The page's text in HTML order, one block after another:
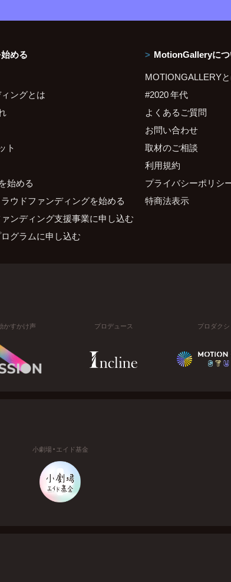
める
ングとは
ト
始める
ウドファンディングを始める
ンディング支援事業に申し込む
グラムに申し込む
MotionGalleryに
MOTIONGALLERY
#2020 年代
よくあるご質問
お問い合わせ
取材のご相談
利用規約
プライバシーポリシ
特商法表示
かすかけ声 プロデュース プロダク
小劇場・エイド基金